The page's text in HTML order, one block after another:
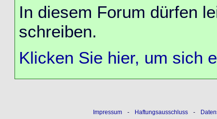
In diesem Forum dürfen
schreiben.
Klicken Sie hier, um sich
Impressum - Haftungsausschluss -